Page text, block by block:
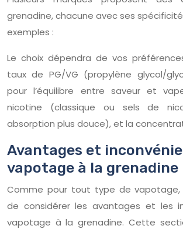
grenadine, chacune avec ses
exemples :
Le choix dépendra de vos
taux de PG/VG (propylène glycol/
pour l’équilibre entre saveur et
nicotine (classique ou sels de
absorption plus douce), et la
Avantages et
vapotage à la grenadine
Comme pour tout type de
de considérer les avantages et les
vapotage à la grenadine. Cette